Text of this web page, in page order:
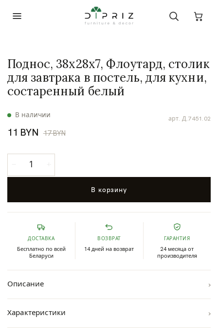
арт. Д.7451.02
В наличии
Поднос, 38х28х7, Флоутард, столик
для завтрака в постель, для кухни,
состаренный белый
11 BYN 17 BYN
В корзину
ДОСТАВКА
Бесплатно по всей
Беларуси
ВОЗВРАТ
14 дней на возврат
ГАРАНТИЯ
24 месяца от
производителя
Описание ›
Характеристики ›